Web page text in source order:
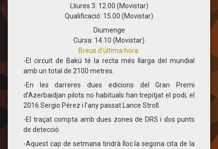
Lliures 3: 12.00 (Movistar)
Qualificació: 15.00 (Movistar)
Diumenge
Cursa: 14.10 (Movistar)
Breus d’última hora:
-El circuit de Bakú té la recta més llarga del mundial
amb un total de 2100 metres.
-En les darreres dues edicions del Gran Premi
d’Azerbaidjan pilots no habituals han trepitjat el podi; el
2016 Sergio Pérez i l’any passat Lance Stroll.
-El traçat compta amb dues zones de DRS i dos punts
de detecció.
-Aquest cap de setmana tindrà lloc la segona cita de la